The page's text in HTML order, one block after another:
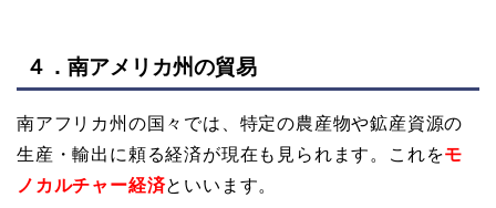
４．南アメリカ州の貿易
南アフリカ州の国々では、特定の農産物や鉱産資源の
生産・輸出に頼る経済が現在も見られます。これをモ
ノカルチャー経済といいます。